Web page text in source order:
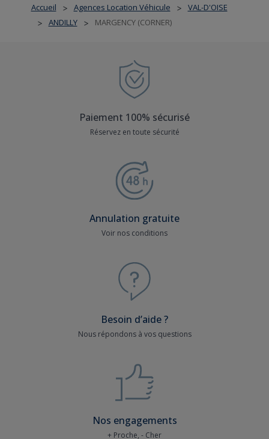
Accueil > Agences Location Véhicule > VAL-D'OISE
> ANDILLY > MARGENCY (CORNER)
Paiement 100% sécurisé
Réservez en toute sécurité
Annulation gratuite
Voir nos conditions
Besoin d’aide ?
Nous répondons à vos questions
Nos engagements
+ Proche, - Cher